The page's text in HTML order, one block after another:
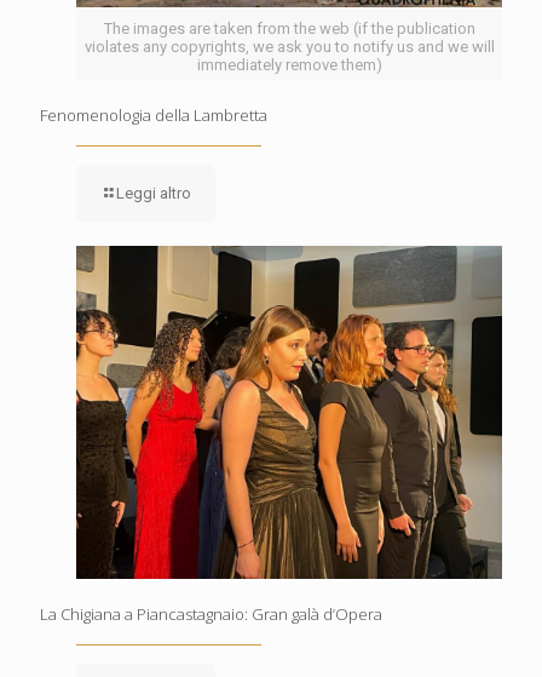
The images are taken from the web (if the publication
violates any copyrights, we ask you to notify us and we will
immediately remove them)
Fenomenologia della Lambretta
Leggi altro
La Chigiana a Piancastagnaio: Gran galà d’Opera